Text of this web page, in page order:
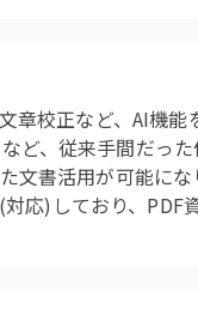
章校正など、AI機
ど、従来手間だっ
文書活用が可能に
応)しており、PDF